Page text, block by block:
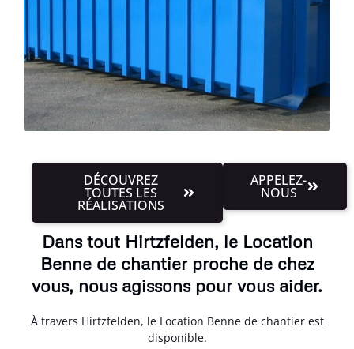
DÉCOUVREZ
TOUTES LES
RÉALISATIONS
APPELEZ-
NOUS
Dans tout Hirtzfelden, le Location
Benne de chantier proche de chez
vous, nous agissons pour vous aider.
À travers Hirtzfelden, le Location Benne de chantier est
disponible.